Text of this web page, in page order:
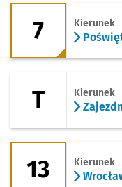
7 - kierunek
7 Kierunek
T Kierunek
13 - kierunek
13 Kierunek